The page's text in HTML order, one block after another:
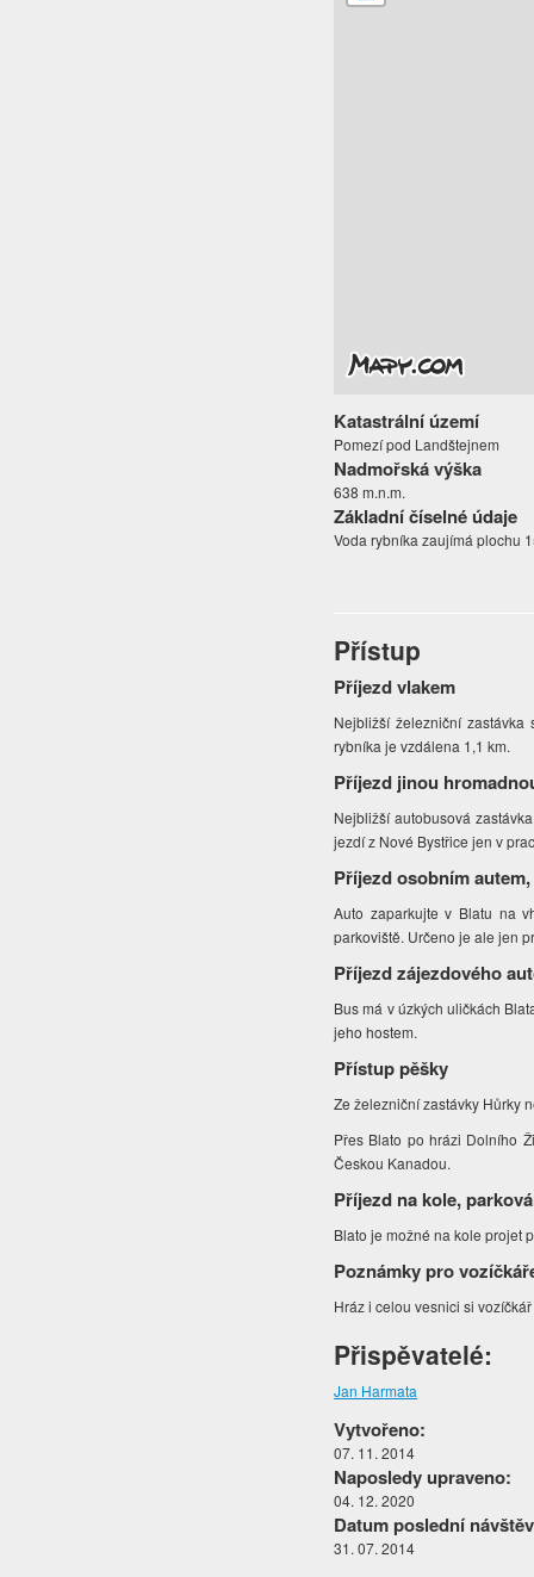
Katastrální území
Pomezí pod Landštejnem
Nadmořská výška
638 m.n.m.
Základní číselné údaje
Voda rybníka zaujímá plochu
Přístup
Příjezd vlakem
Nejbližší železniční zastávka
rybníka je vzdálena 1,1 km.
Příjezd jinou
Nejbližší autobusová
jezdí z Nové Bystřice jen v
Příjezd osobním
Auto zaparkujte v Blatu na
parkoviště. Určeno je ale jen
Příjezd zájezdového
Bus má v úzkých uličkách
jeho hostem.
Přístup pěšky
Ze železniční zastávky Hůrky
Přes Blato po hrázi Dolního
Českou Kanadou.
Příjezd na kole,
Blato je možné na kole projet
Poznámky pro
Hráz i celou vesnici si
Přispěvatelé:
Jan Harmata
Vytvořeno:
07. 11. 2014
Naposledy upraveno:
04. 12. 2020
Datum poslední
31. 07. 2014